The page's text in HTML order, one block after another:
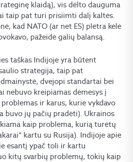
klaidą), vis dėlto dauguma
taip pat turi prisiimti dalį kaltės.
kad NATO (ar net ES) plėtra kėlė
pažeidė galių balansą.
taškas Indijoje yra būtent
strategija, taip pat
dvejopi standartai bei
nebuvo kreipiamas dėmesys į
ir karus, kurie vykdavo
buvo jų pačių pradėti). Ukrainos
kaip problema, kurią turėtų
kartu su Rusija). Indijoje apie
esantį ypač toli ir kartu
kitų svarbių problemų, tokių kaip